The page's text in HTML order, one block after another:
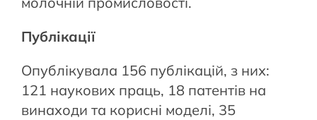
Публікації
Опублікувала 156 публікацій, з них:
121 наукових праць, 18 патентів на
винаходи та корисні моделі, 35